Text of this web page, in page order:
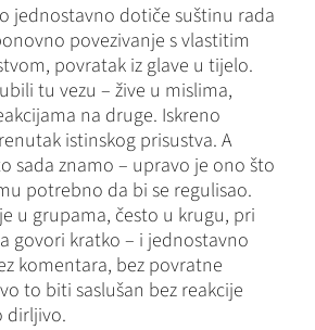
jednostavno dotiče suštinu rada
povezivanje s vlastitim
povratak iz glave u tijelo.
tu vezu – žive u mislima,
na druge. Iskreno
istinskog prisustva. A
sada znamo – upravo je ono što
potrebno da bi se regulisao.
u grupama, često u krugu, pri
govori kratko – i jednostavno
komentara, bez povratne
to biti saslušan bez reakcije
dirljivo.